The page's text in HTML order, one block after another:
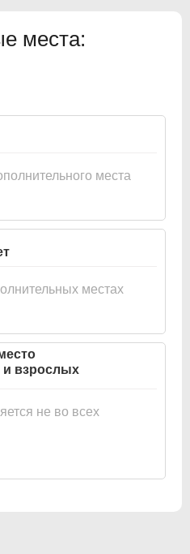
места:
места
местах
и взрослых
не во всех